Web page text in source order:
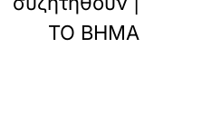
ΤΟ ΒΗΜΑ